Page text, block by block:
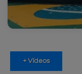
+ Vídeos